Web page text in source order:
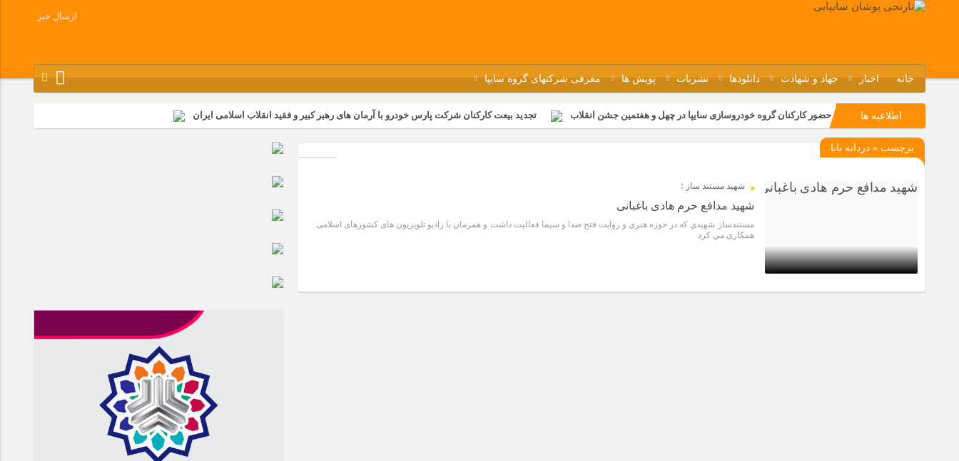
ارسال خبر
خانه اخبار جهاد و شهادت دانلودها نشریات پویش ها معرفی شرکتهای گروه سایپا
اطلاعیه ها حضور کارکنان گروه خودروسازی سایپا در چهل و هفتمین جشن انقلاب تجدید بیعت کارکنان شرکت پارس خودرو با آرمان های رهبر کبیر و فقید انقلاب اسلامی ایران
مسابقات ورزشی در مگاموتوربا استقبال کارکنان برگزار شد
مراسم گرامیداشت سالروز آزادسازی خرمشهر در نمازخانه فاطمیه مگاموتور تیم شهدای مگاموتور در بزرگترین مسابقات گل کوچک جهان شرکت کرد
برچسب » دردانه بابا
4 سال قبل
شهيد مستند ساز ؛
شهید مدافع حرم هادی باغبانی
مستندساز شهيدي كه در حوزه هنری و روایت فتح صدا و سیما فعاليت داشت و همزمان با رادیو تلویزیون‌ های کشورهای اسلامی
همکاری مي کرد